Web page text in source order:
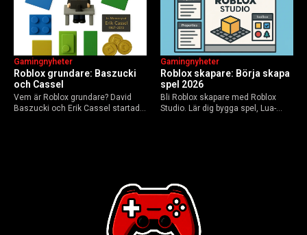
Roblox grundare: Baszucki
och Cassel
Gamingnyheter
Vem är Roblox grundare? David
Baszucki och Erik Cassel startade
Roblox skapare: Börja skapa
spel 2026
Gamingnyheter
Bli Roblox skapare med Roblox
Studio. Lär dig bygga spel, Lua-